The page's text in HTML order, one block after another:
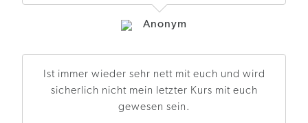
Anonym
Ist immer wieder sehr nett mit euch und wird
sicherlich nicht mein letzter Kurs mit euch
gewesen sein.